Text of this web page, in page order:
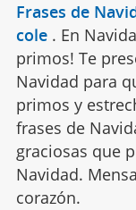
Frases de
cole . En
primos! Te
Navidad para
primos y
frases de
graciosas que
Navidad.
corazón.